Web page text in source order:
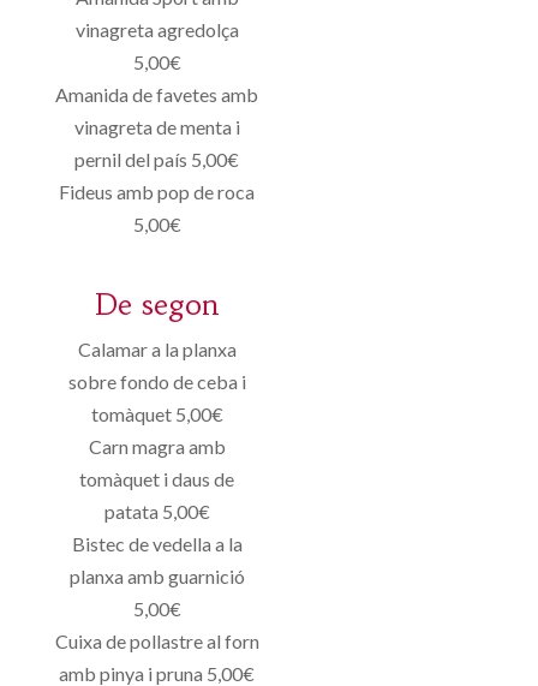
vinagreta agredolça
5,00€
Amanida de favetes amb
vinagreta de menta i
pernil del país 5,00€
Fideus amb pop de roca
5,00€
De segon
Calamar a la planxa
sobre fondo de ceba i
tomàquet 5,00€
Carn magra amb
tomàquet i daus de
patata 5,00€
Bistec de vedella a la
planxa amb guarnició
5,00€
Cuixa de pollastre al forn
amb pinya i pruna 5,00€